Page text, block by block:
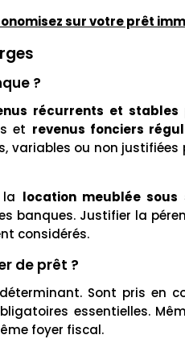
sur votre prêt
?
récurrents et stables
et revenus fonciers
variables ou non
location meublée sous
banques. Justifier la
considérés.
de prêt ?
Sont pris en
essentielles.
foyer fiscal.